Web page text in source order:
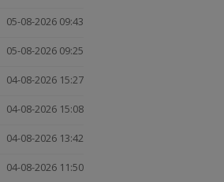
05-08-2026 09:43
05-08-2026 09:25
04-08-2026 15:27
04-08-2026 15:08
04-08-2026 13:42
04-08-2026 11:50